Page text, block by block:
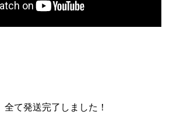
て発送完了しました！